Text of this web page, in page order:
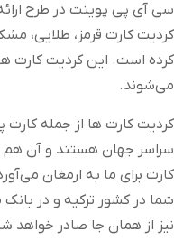
سی آی پی پوینت در طرح
کردیت کارت قرمز، طلایی،
کرده است. این کردیت کارت
می‌شوند.
کردیت کارت ها از جمله‌ کارت
سراسر جهان هستند و آن هم
کارت برای ما به ارمغان
شما در کشور ترکیه و در
نیز از همان جا صادر خواهد